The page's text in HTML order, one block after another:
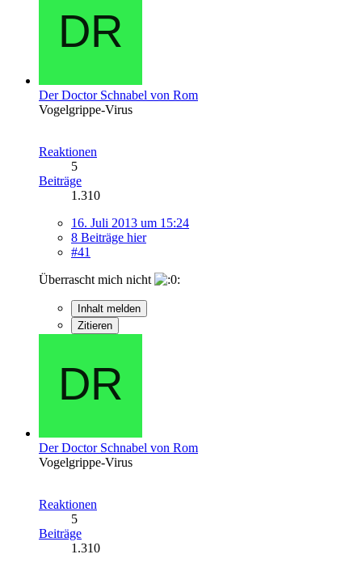
Der Doctor Schnabel von Rom
Vogelgrippe-Virus
Reaktionen
5
Beiträge
1.310
16. Juli 2013 um 15:24
8 Beiträge hier
#41
Überrascht mich nicht
Inhalt melden
Zitieren
Der Doctor Schnabel von Rom
Vogelgrippe-Virus
Reaktionen
5
Beiträge
1.310